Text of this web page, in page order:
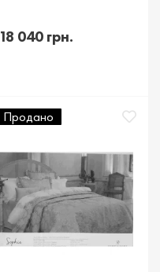
18 040 грн.
Продано